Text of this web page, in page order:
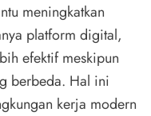
meningkatkan
platform digital,
efektif meskipun
berbeda. Hal ini
kerja modern